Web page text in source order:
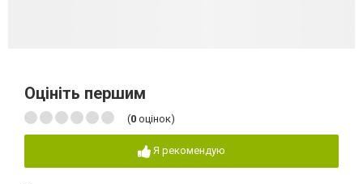
Оцініть першим
(0 оцінок)
Я рекомендую